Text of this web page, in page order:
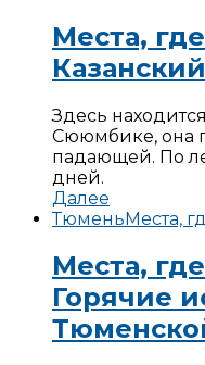
Места,
Здесь
Сююмбике, она
падающей. По
дней.
Далее
ТюменьМеста,
Места,
Горячие